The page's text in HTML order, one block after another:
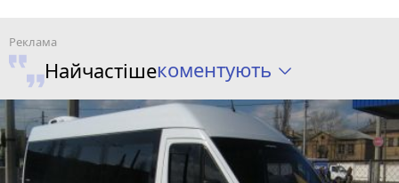
Найчастішекоментують